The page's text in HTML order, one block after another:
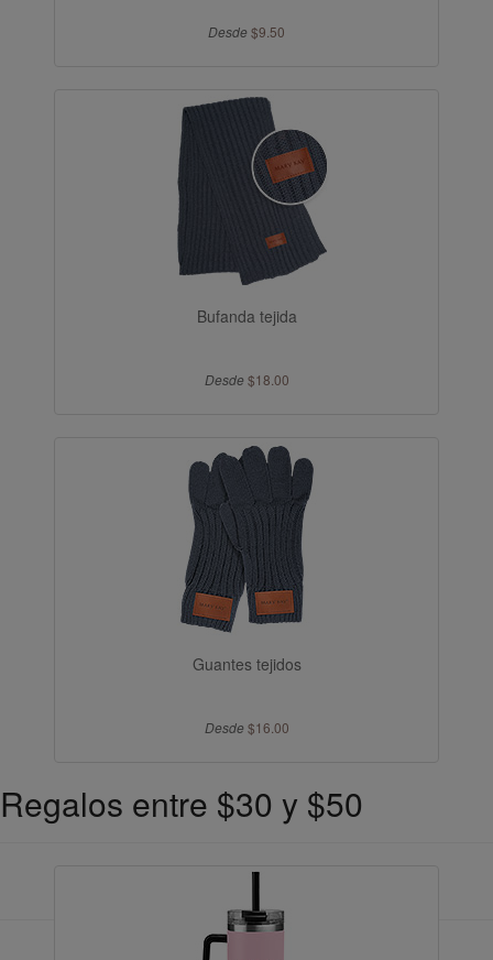
Desde $9.50
Bufanda tejida
Desde $18.00
Guantes tejidos
Desde $16.00
Regalos entre $30 y $50